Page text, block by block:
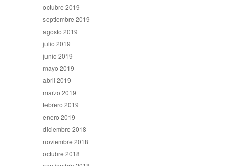
octubre 2019
septiembre 2019
agosto 2019
julio 2019
junio 2019
mayo 2019
abril 2019
marzo 2019
febrero 2019
enero 2019
diciembre 2018
noviembre 2018
octubre 2018